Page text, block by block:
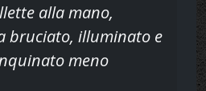
alla mano,
bruciato, illuminato e
meno